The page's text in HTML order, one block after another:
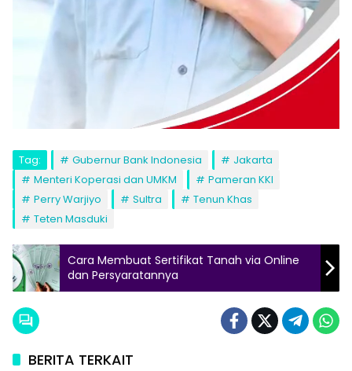
Tag: Gubernur Bank Indonesia
Jakarta
Menteri Koperasi dan UMKM
Pameran KKI
Perry Warjiyo
Sultra
Tenun Khas
Teten Masduki
Cara Membuat Sertifikat Tanah via Online
dan Persyaratannya
BERITA TERKAIT